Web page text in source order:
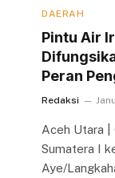
DAERAH
Pintu Air
Peran
Redaksi
Aceh Utara |
Sumatera I
Aye/